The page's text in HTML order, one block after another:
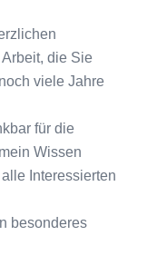
Arbeit, die Sie
viele Jahre
für die
Wissen
Interessierten
besonderes